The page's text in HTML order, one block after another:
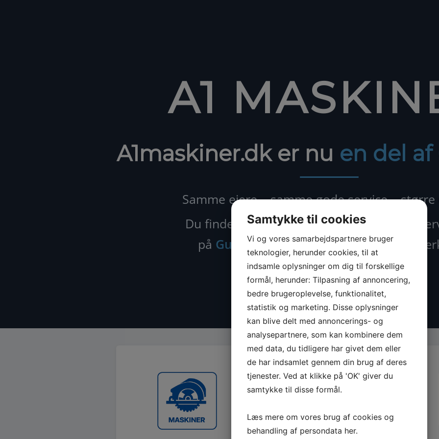
A1
A1maskiner.dk er nu en del
Samme ejere – samme gode service – større
Du finder nu alle maskiner, tilbehør og
på Guede.dk– din specialist i
Samtykke til cookies
Vi og vores samarbejdspartnere bruger
teknologier, herunder cookies, til at
indsamle oplysninger om dig til forskellige
formål, herunder: Tilpasning af annoncering,
bedre brugeroplevelse, funktionalitet,
statistik og marketing. Disse oplysninger
kan blive delt med annoncerings- og
analysepartnere, som kan kombinere dem
med data, du tidligere har givet dem eller
de har indsamlet gennem din brug af deres
tjenester. Ved at klikke på 'OK' giver du
samtykke til disse formål.
Læs mere om vores brug af cookies og
behandling af persondata her.